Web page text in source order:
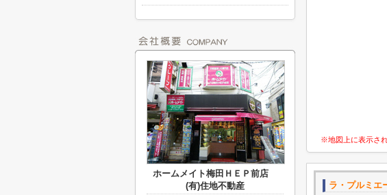
※地図上に表示さ
ラ・プルミエ
ホームメイト梅田ＨＥＰ前店
(有)住地不動産